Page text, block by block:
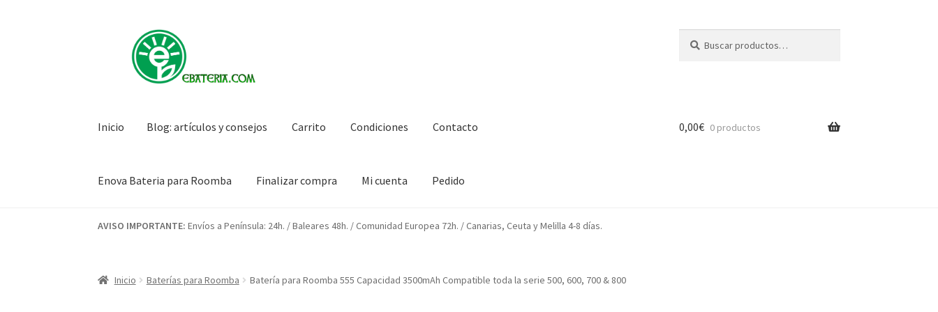
contenido
por:
Inicio Blog: artículos y consejos Carrito Condiciones Contacto
Enova Bateria para Roomba Finalizar compra Mi cuenta Pedido
Inicio Blog: artículos y consejosCarritoCondicionesContactoEnova Bateria para RoombaFinalizar compra
0,00€ 0 productos
AVISO IMPORTANTE: Envíos a Península: 24h. / Baleares 48h. / Comunidad Europea 72h. / Canarias, Ceuta y Melilla 4-8 días.
Inicio Baterías para Roomba Batería para Roomba 555 Capacidad 3500mAh Compatible toda la serie 500, 600, 700 & 800